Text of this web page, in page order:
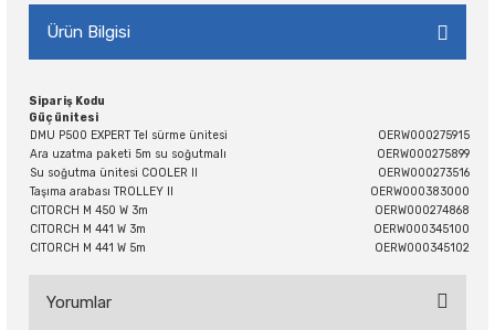
Ürün Bilgisi
Sipariş Kodu
Güç ünitesi
DMU P500 EXPERT Tel sürme ünitesi
OERW000275915
Ara uzatma paketi 5m su soğutmalı
OERW000275899
Su soğutma ünitesi COOLER II
OERW000273516
Taşıma arabası TROLLEY II
OERW000383000
CITORCH M 450 W 3m
OERW000274868
CITORCH M 441 W 3m
OERW000345100
CITORCH M 441 W 5m
OERW000345102
Yorumlar